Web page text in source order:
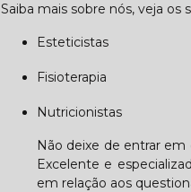
Saiba mais sobre nós, veja os
Esteticistas
Fisioterapia
Nutricionistas
Não deixe de entrar
Excelente e
em relação aos